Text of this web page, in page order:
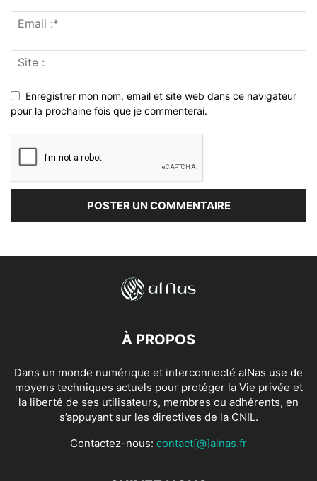
Enregistrer mon nom, email et site web dans ce navigateur
pour la prochaine fois que je commenterai.
À PROPOS
Dans un monde numérique et interconnecté alNas use de
moyens techniques actuels pour protéger la Vie privée et
la liberté de ses utilisateurs, membres ou adhérents, en
s’appuyant sur les directives de la CNIL.
Contactez-nous: contact[@]alnas.fr